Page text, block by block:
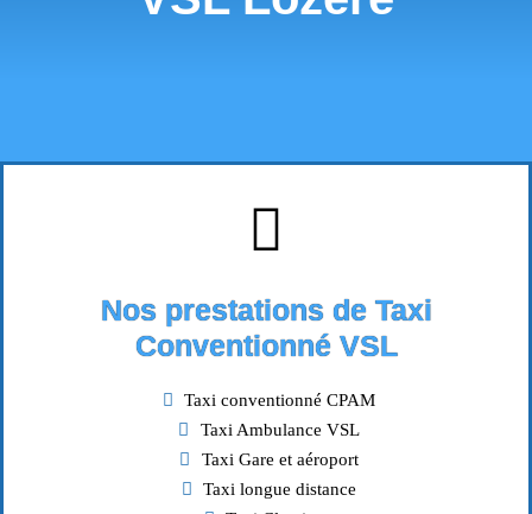
Nos prestations de Taxi
Conventionné VSL
Taxi conventionné CPAM
Taxi Ambulance VSL
Taxi Gare et aéroport
Taxi longue distance